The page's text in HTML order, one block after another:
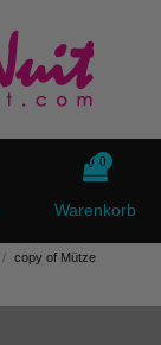
0
Warenkorb
copy of Mütze